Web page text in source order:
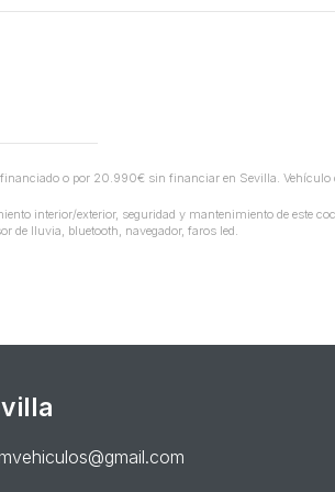
o por 20.990€ sin financiar en Sevilla. Vehículo
interior/exterior, seguridad y mantenimiento de este
de lluvia, bluetooth, navegador, faros led.